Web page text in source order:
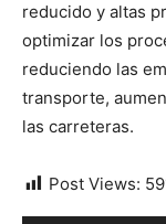
reducido y altas
optimizar los
reduciendo las
transporte,
las carreteras.
Post Views: